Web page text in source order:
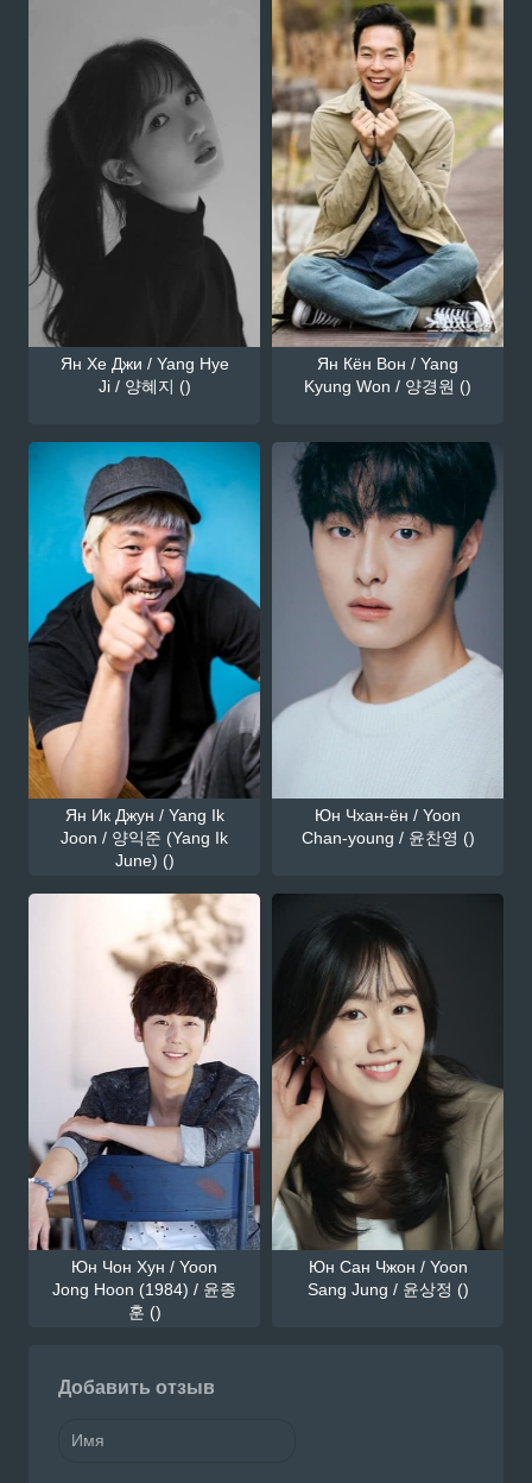
Ян Хе Джи / Yang Hye
Ji / 양혜지 ()
Ян Кён Вон / Yang
Kyung Won / 양경원 ()
Ян Ик Джун / Yang Ik
Joon / 양익준 (Yang Ik
June) ()
Юн Чхан-ён / Yoon
Chan-young / 윤찬영 ()
Юн Чон Хун / Yoon
Jong Hoon (1984) / 윤종
훈 ()
Юн Сан Чжон / Yoon
Sang Jung / 윤상정 ()
Добавить отзыв